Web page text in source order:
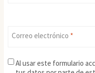
Correo electrónico *
Al usar este formulario